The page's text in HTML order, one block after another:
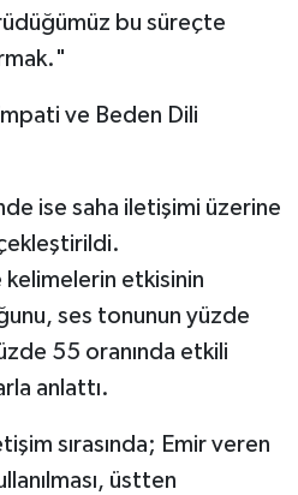
bu süreçte
ve Beden Dili
ise saha iletişimi üzerine
kelimelerin etkisinin
ses tonunun yüzde
55 oranında etkili
anlattı.
sırasında; Emir veren
üstten